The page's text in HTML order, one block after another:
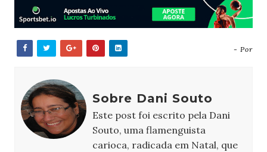
- Por
Sobre Dani Souto
Este post foi escrito pela Dani
Souto, uma flamenguista
carioca, radicada em Natal, que